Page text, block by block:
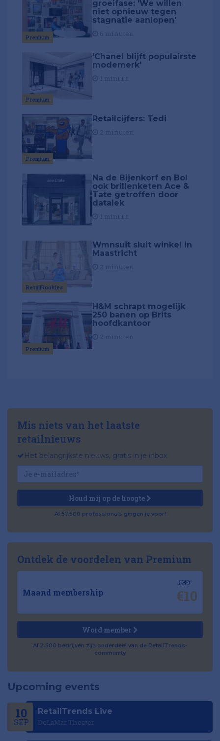
Premium
groeifase: 'We willen
niet opnieuw tegen
stagnatie aanlopen'
Premium
'Chanel blijft populairste
modemerk'
Premium
Retailcijfers: Tedi
Na de Bijenkorf en Bol
ook brillenketen Ace &
Tate getroffen door
datalek
RetailRookies
Wmnsuit sluit winkel in
Maastricht
Premium
H&M schrapt mogelijk
250 banen op Brits
hoofdkantoor
Mis niets van het laatste
retailnieuws
Het belangrijkste nieuws, gratis in je inbox
Houd mij op de hoogte
Al 57.500 professionals gingen je voor!
Ontdek de voordelen van Premium
Maand membership
€39
€10
Word member
Al 2.500 bedrijven zijn onderdeel van de RetailTrends-
community
Upcoming events
10
SEP
RetailTrends Live
DeLaMar Theater